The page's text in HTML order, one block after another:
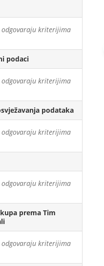
odgovaraju kriterijima
podaci
odgovaraju kriterijima
podataka
odgovaraju kriterijima
odgovaraju kriterijima
prema Tim
odgovaraju kriterijima